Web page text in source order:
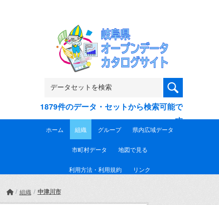
1879件のデータ・セットから検索可能で
す
ホーム 組織 グループ 県内広域データ
市町村データ 地図で見る
利用方法・利用規約 リンク
組織 中津川市